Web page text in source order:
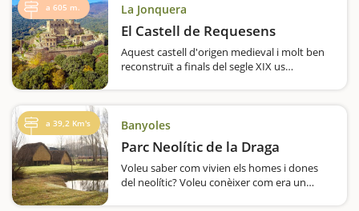
a 605 m. La Jonquera
El Castell de Requesens
Aquest castell d'origen medieval i molt ben
reconstruït a finals del segle XIX us
que el que us vindrà al cap s'assembla molt
al de Requesens.…
a 39,2 Km's Banyoles
Parc Neolític de la Draga
Voleu saber com vivien els homes i dones
del neolític? Voleu conèixer com era un